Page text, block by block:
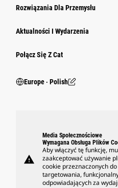
Rozwiązania Dla Przemysłu
Aktualności I Wydarzenia
Połącz Się Z Cat
Europe ‧ Polish
warning
Media Społecznościowe
Wymagana Obsługa Plików
Aby włączyć tę funkcję,
zaakceptować używanie
cookie przeznaczonych do
targetowania,
odpowiadających za